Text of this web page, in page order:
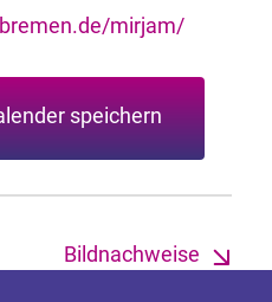
mirjam/
speichern
Bildnachweise